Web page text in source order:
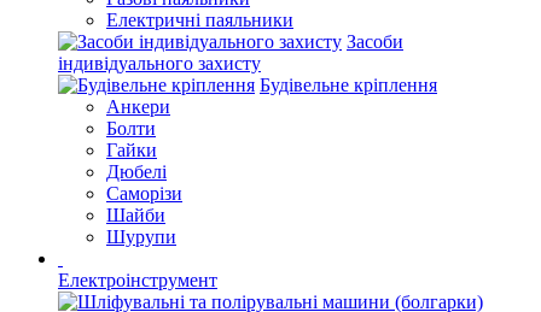
Електричні паяльники
Засоби
індивідуального захисту
Будівельне кріплення
Анкери
Болти
Гайки
Дюбелі
Саморізи
Шайби
Шурупи
Електроінструмент